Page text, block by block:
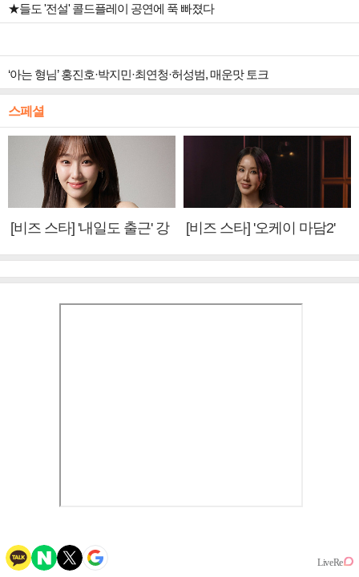
★들도 '전설' 콜드플레이 공연에 푹 빠졌다
‘아는 형님’ 홍진호·박지민·최연청·허성범, 매운맛 토크
스페셜
[비즈 스타] '내일도 출근' 강
[비즈 스타] '오케이 마담2'